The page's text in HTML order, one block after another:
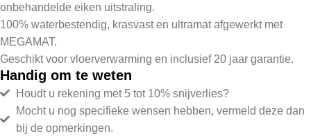
onbehandelde eiken uitstraling.
100% waterbestendig, krasvast en ultramat afgewerkt met
MEGAMAT.
Geschikt voor vloerverwarming en inclusief 20 jaar garantie.
Handig om te weten
Houdt u rekening met 5 tot 10% snijverlies?
Mocht u nog specifieke wensen hebben, vermeld deze dan
bij de opmerkingen.